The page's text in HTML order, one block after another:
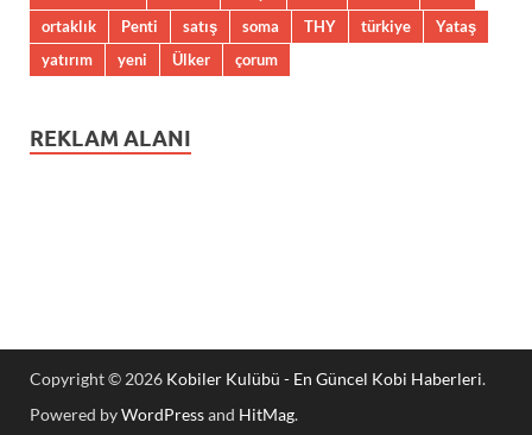
ortaklık
Penti satış soma THY türkiye
Yataş
yatırım
yeni Ülker çorum
REKLAM ALANI
Copyright © 2026 Kobiler Kulübü - En Güncel Kobi Haberleri.
Powered byWordPressand HitMag.